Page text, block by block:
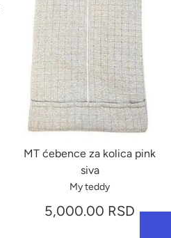
MT ćebence za kolica pink
siva
My teddy
5,000.00 RSD